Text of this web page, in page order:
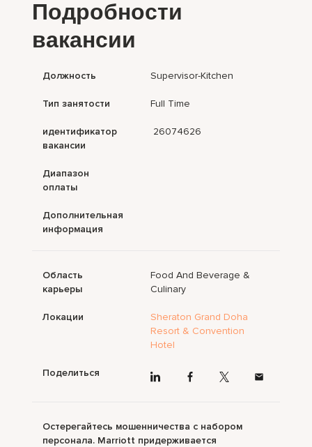
Подробности
вакансии
Должность Supervisor-Kitchen
Тип занятости Full Time
идентификатор
вакансии
26074626
Диапазон
оплаты
Дополнительная
информация
Область
карьеры
Food And Beverage &
Culinary
Локации
Sheraton Grand Doha
Resort & Convention
Hotel
Поделиться
Остерегайтесь мошенничества с набором
персонала. Marriott придерживается